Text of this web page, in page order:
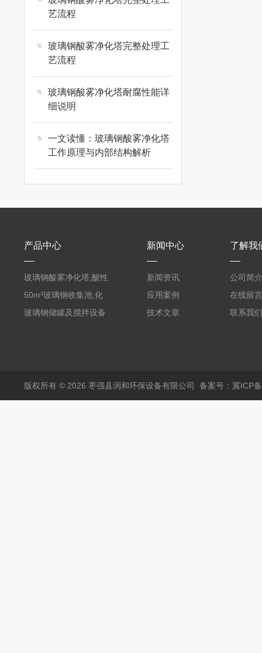
艺流程
玻璃钢酸雾净化塔完整处理工
艺流程
玻璃钢酸雾净化塔耐腐性能详
细说明
一文读懂：玻璃钢酸雾净化塔
工作原理与内部结构解析
产品中心
玻璃钢酸雾净化塔,酸性
废气洗涤塔处理工艺
50m³玻璃钢收集池,化
粪罐
玻璃钢储罐及搅拌设备
新闻中心
新闻资讯
应用案例
技术文章
了解我
公司简介
在线留言
联系我们
版权所有 © 2026 枣强县润和环保设备有限公司 备案号：冀ICP